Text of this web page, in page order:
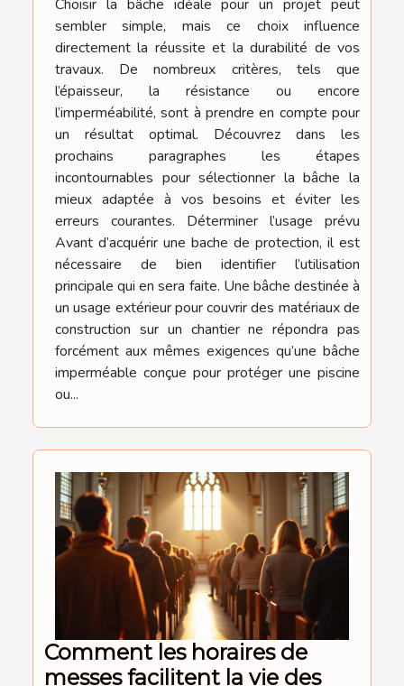
Choisir la bâche idéale pour un projet peut
sembler simple, mais ce choix influence
directement la réussite et la durabilité de vos
travaux. De nombreux critères, tels que
l’épaisseur, la résistance ou encore
l’imperméabilité, sont à prendre en compte pour
un résultat optimal. Découvrez dans les
prochains paragraphes les étapes
incontournables pour sélectionner la bâche la
mieux adaptée à vos besoins et éviter les
erreurs courantes. Déterminer l’usage prévu
Avant d’acquérir une bache de protection, il est
nécessaire de bien identifier l’utilisation
principale qui en sera faite. Une bâche destinée à
un usage extérieur pour couvrir des matériaux de
construction sur un chantier ne répondra pas
forcément aux mêmes exigences qu’une bâche
imperméable conçue pour protéger une piscine
ou...
Comment les horaires de
messes facilitent la vie des